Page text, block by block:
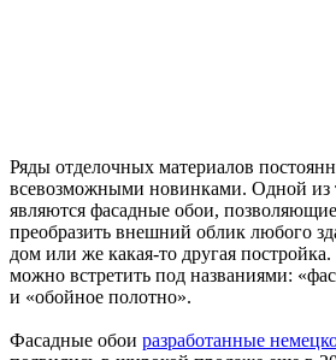
Ряды отделочных материалов
всевозможными новинками. Одной из
являются фасадные обои,
преобразить внешний облик любого
дом или же какая-то другая
можно встретить под названиями:
и «обойное полотно».
Фасадные обои разработанные